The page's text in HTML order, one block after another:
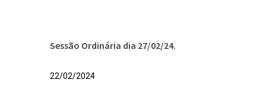
Sessão Ordinária dia 27/02/24.
22/02/2024